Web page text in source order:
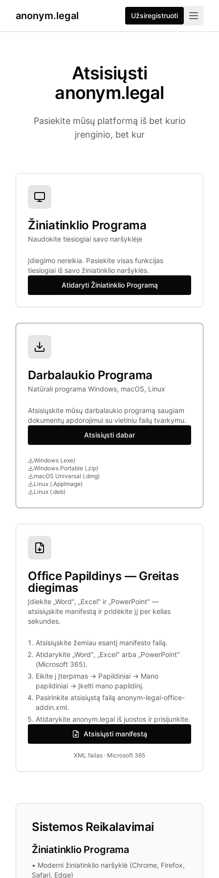
anonym.legal Užsiregistruoti
Atsisiųsti
anonym.legal
Pasiekite mūsų platformą iš bet kurio
įrenginio, bet kur
Pasiekiamos platformos
Žiniatinklio Programa
Naudokite tiesiogiai savo naršyklėje
Įdiegimo nereikia. Pasiekite visas funkcijas
tiesiogiai iš savo žiniatinklio naršyklės.
Atidaryti Žiniatinklio Programą
Darbalaukio Programa
Natūrali programa Windows, macOS, Linux
Atsisiųskite mūsų darbalaukio programą saugiam
dokumentų apdorojimui su vietiniu failų tvarkymu.
Atsisiųsti dabar
Windows (.exe)
Windows Portable (.zip)
macOS Universal (.dmg)
Linux (.AppImage)
Linux (.deb)
Office Papildinys — Greitas
diegimas
Įdiekite „Word", „Excel" ir „PowerPoint" —
atsisiųskite manifestą ir pridėkite jį per kelias
sekundes.
Atsisiųskite žemiau esantį manifesto failą.
Atidarykite „Word", „Excel" arba „PowerPoint"
(Microsoft 365).
Eikite į Įterpimas → Papildiniai → Mano
papildiniai → Įkelti mano papildinį.
Pasirinkite atsisiųstą failą anonym-legal-office-
addin.xml.
Atidarykite anonym.legal iš juostos ir prisijunkite.
Atsisiųsti manifestą
XML failas · Microsoft 365
Sistemos Reikalavimai
Žiniatinklio Programa
• Moderni žiniatinklio naršyklė (Chrome, Firefox,
Safari, Edge)